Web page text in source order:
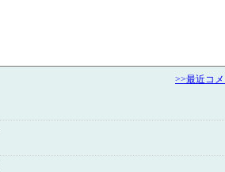
>>最近コ